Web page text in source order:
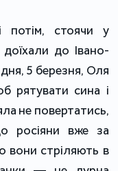
стоячи у
до Івано-
5 березня, Оля
рятувати сина і
не повертатись,
росіяни вже за
вони стріляють в